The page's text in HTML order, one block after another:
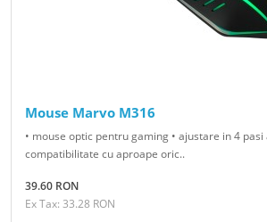
Mouse Marvo M316
• mouse optic pentru gaming • ajustare in 4 pasi
compatibilitate cu aproape oric..
39.60 RON
Ex Tax: 33.28 RON